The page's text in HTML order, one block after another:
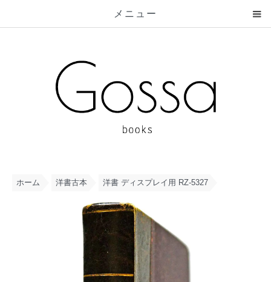
メニュー
ホーム 洋書古本 洋書 ディスプレイ用 RZ-5327